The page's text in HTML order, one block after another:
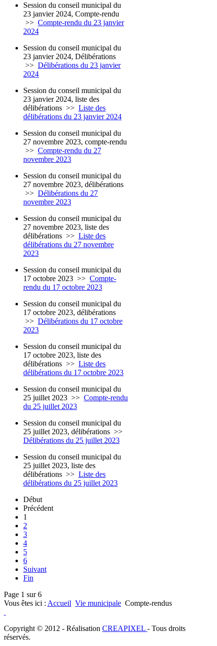
Session du conseil municipal du
23 janvier 2024, Compte-rendu
>> Compte-rendu du 23 janvier
2024
Session du conseil municipal du
23 janvier 2024, Délibérations
>> Délibérations du 23 janvier
2024
Session du conseil municipal du
23 janvier 2024, liste des
délibérations >> Liste des
délibérations du 23 janvier 2024
Session du conseil municipal du
27 novembre 2023, compte-rendu
>> Compte-rendu du 27
novembre 2023
Session du conseil municipal du
27 novembre 2023, délibérations
>> Délibérations du 27
novembre 2023
Session du conseil municipal du
27 novembre 2023, liste des
délibérations >> Liste des
délibérations du 27 novembre
2023
Session du conseil municipal du
17 octobre 2023 >> Compte-
rendu du 17 octobre 2023
Session du conseil municipal du
17 octobre 2023, délibérations
>> Délibérations du 17 octobre
2023
Session du conseil municipal du
17 octobre 2023, liste des
délibérations >> Liste des
délibérations du 17 octobre 2023
Session du conseil municipal du
25 juillet 2023 >> Compte-rendu
du 25 juillet 2023
Session du conseil municipal du
25 juillet 2023, délibérations >>
Délibérations du 25 juillet 2023
Session du conseil municipal du
25 juillet 2023, liste des
délibérations >> Liste des
délibérations du 25 juillet 2023
Début
Précédent
1
2
3
4
5
6
Suivant
Fin
Page 1 sur 6
Vous êtes ici : Accueil Vie municipale Compte-rendus
Copyright © 2012 - Réalisation CREAPIXEL - Tous droits
réservés.